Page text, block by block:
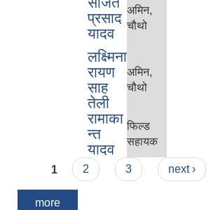
प्रसाद
यादव
अमिन,
चौथो
लक्ष्मिना
रायण
साह
तेली
अमिन,
चौथो
रामाका
न्त
यादव
फिल्ड
सहायक
Pages
1 2 3 next ›
more